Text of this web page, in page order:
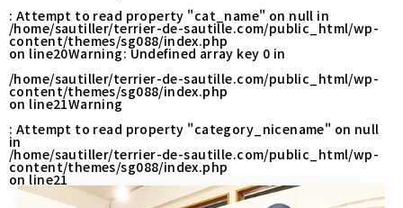
: Attempt to read property "cat_name" on null in
/home/sautiller/terrier-de-sautille.com/public_html/wp-
content/themes/sg088/index.php
on line20Warning: Undefined array key 0 in
/home/sautiller/terrier-de-sautille.com/public_html/wp-
content/themes/sg088/index.php
on line21Warning
: Attempt to read property "category_nicename" on null
in
/home/sautiller/terrier-de-sautille.com/public_html/wp-
content/themes/sg088/index.php
on line21
CONTACT
営業時間 11:00～18:00
お問い合わせはこちら